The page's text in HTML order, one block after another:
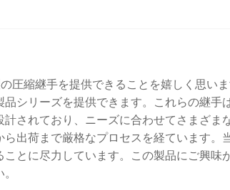
圧縮継手を提供できることを嬉しく思い
品シリーズを提供できます。これらの継手
計されており、ニーズに合わせてさまざま
ら出荷まで厳格なプロセスを経ています。
ことに尽力しています。この製品にご興味